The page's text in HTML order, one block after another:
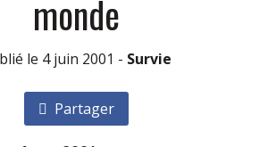
monde
le 4 juin 2001 - Survie
Partager